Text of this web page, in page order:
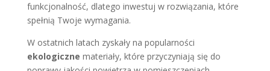
funkcjonalność, dlatego inwestuj w rozwiązania, które
spełnią Twoje wymagania.
W ostatnich latach zyskały na popularności
ekologiczne materiały, które przyczyniają się do